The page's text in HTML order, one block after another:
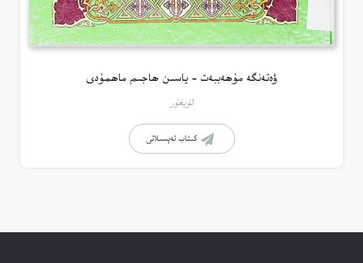
ۋەتەنگە مۇھەببەت – ياسىن ھاجىم ماھمۇدى
ئۇيغۇر
كىتاب تەپسىلاتى